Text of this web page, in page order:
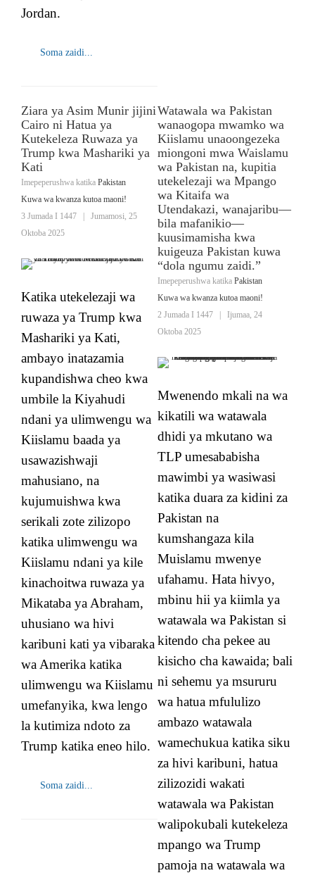
Jordan.
Soma zaidi...
Ziara ya Asim Munir jijini
Cairo ni Hatua ya
Kutekeleza Ruwaza ya
Trump kwa Mashariki ya
Kati
Imepeperushwa katika Pakistan
Kuwa wa kwanza kutoa maoni!
3 Jumada I 1447
Jumamosi, 25
Oktoba 2025
Katika utekelezaji wa
ruwaza ya Trump kwa
Mashariki ya Kati,
ambayo inatazamia
kupandishwa cheo kwa
umbile la Kiyahudi
ndani ya ulimwengu wa
Kiislamu baada ya
usawazishwaji
mahusiano, na
kujumuishwa kwa
serikali zote zilizopo
katika ulimwengu wa
Kiislamu ndani ya kile
kinachoitwa ruwaza ya
Mikataba ya Abraham,
uhusiano wa hivi
karibuni kati ya vibaraka
wa Amerika katika
ulimwengu wa Kiislamu
umefanyika, kwa lengo
la kutimiza ndoto za
Trump katika eneo hilo.
Soma zaidi...
Watawala wa Pakistan
wanaogopa mwamko wa
Kiislamu unaoongezeka
miongoni mwa Waislamu
wa Pakistan na, kupitia
utekelezaji wa Mpango
wa Kitaifa wa
Utendakazi, wanajaribu—
bila mafanikio—
kuusimamisha kwa
kuigeuza Pakistan kuwa
“dola ngumu zaidi.”
Imepeperushwa katika Pakistan
Kuwa wa kwanza kutoa maoni!
2 Jumada I 1447
Ijumaa, 24
Oktoba 2025
Mwenendo mkali na wa
kikatili wa watawala
dhidi ya mkutano wa
TLP umesababisha
mawimbi ya wasiwasi
katika duara za kidini za
Pakistan na
kumshangaza kila
Muislamu mwenye
ufahamu. Hata hivyo,
mbinu hii ya kiimla ya
watawala wa Pakistan si
kitendo cha pekee au
kisicho cha kawaida; bali
ni sehemu ya msururu
wa hatua mfululizo
ambazo watawala
wamechukua katika siku
za hivi karibuni, hatua
zilizozidi wakati
watawala wa Pakistan
walipokubali kutekeleza
mpango wa Trump
pamoja na watawala wa